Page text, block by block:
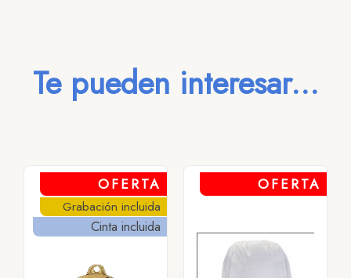
Te pueden interesar...
OFERTA
Grabación incluida
Cinta incluida
OFERTA